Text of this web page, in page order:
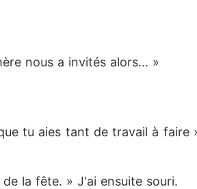
nous a invités alors... »
tu aies tant de travail à
la fête. » J'ai ensuite souri.